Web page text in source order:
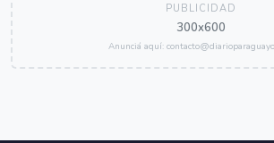
PUBLICIDAD
300x600
Anunciá aquí: